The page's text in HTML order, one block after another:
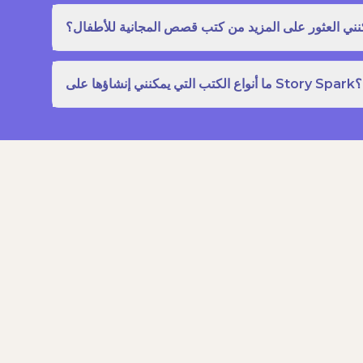
العثور على المزيد من كتب قصص المجانية للأطفال؟
ما أنواع الكتب التي يمكنني إنشاؤها على Story Spark؟